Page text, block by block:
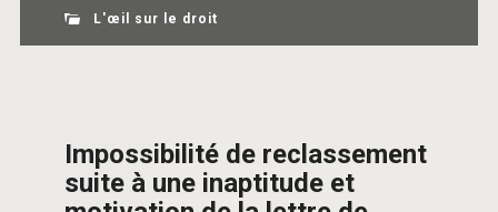
L'œil sur le droit
Impossibilité de reclassement
suite à une inaptitude et